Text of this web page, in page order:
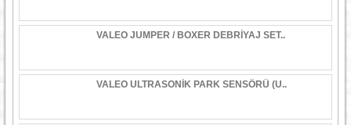
VALEO JUMPER / BOXER DEBRİYAJ SET..
VALEO ULTRASONİK PARK SENSÖRÜ (U..